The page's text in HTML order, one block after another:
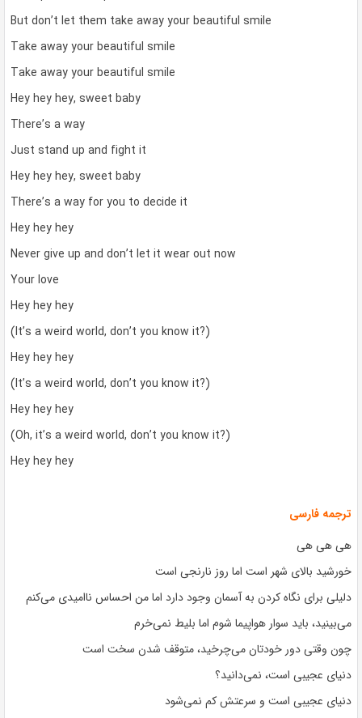
But don’t let them take away your beautiful smile
Take away your beautiful smile
Take away your beautiful smile
Hey hey hey, sweet baby
There’s a way
Just stand up and fight it
Hey hey hey, sweet baby
There’s a way for you to decide it
Hey hey hey
Never give up and don’t let it wear out now
Your love
Hey hey hey
(It’s a weird world, don’t you know it?)
Hey hey hey
(It’s a weird world, don’t you know it?)
Hey hey hey
(Oh, it’s a weird world, don’t you know it?)
Hey hey hey
ترجمه فارسی
هی هی هی
خورشید بالای شهر است اما روز نارنجی است
دلیلی برای نگاه کردن به آسمان وجود دارد اما من احساس ناامیدی می‌کنم
می‌بینید، باید سوار هواپیما شوم اما بلیط نمی‌خرم
چون وقتی دور خودتان می‌چرخید، متوقف شدن سخت است
دنیای عجیبی است، نمی‌دانید؟
دنیای عجیبی است و سرعتش کم نمی‌شود